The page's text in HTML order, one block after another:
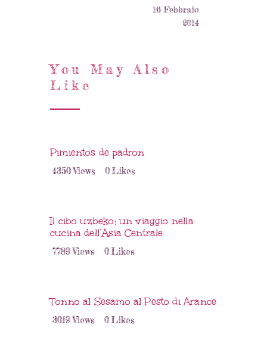
16 Febbraio
2014
You May Also
Like
Pimientos de padron
4350Views 0Likes
Il cibo uzbeko: un viaggio nella
cucina dell’Asia Centrale
7789Views 0Likes
Tonno al Sesamo al Pesto di Arance
3019Views 0Likes